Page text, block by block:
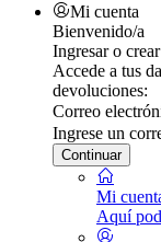
Mi cuenta
Bienvenido/a
Ingresar o
Accede a tus
devoluciones:
Correo
Ingrese un
Continuar
Mi
Aquí